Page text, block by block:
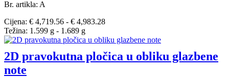
Br. artikla: A
Cijena: € 4,719.56 - € 4,983.28
Težina: 1.599 g - 1.689 g
2D pravokutna pločica u obliku glazbene
note